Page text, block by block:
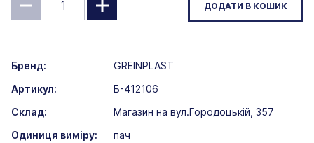
ДОДАТИ В КОШИК
Бренд:
GREINPLAST
Артикул:
Б-412106
Склад:
Магазин на вул.Городоцькій, 357
Одиниця виміру:
пач